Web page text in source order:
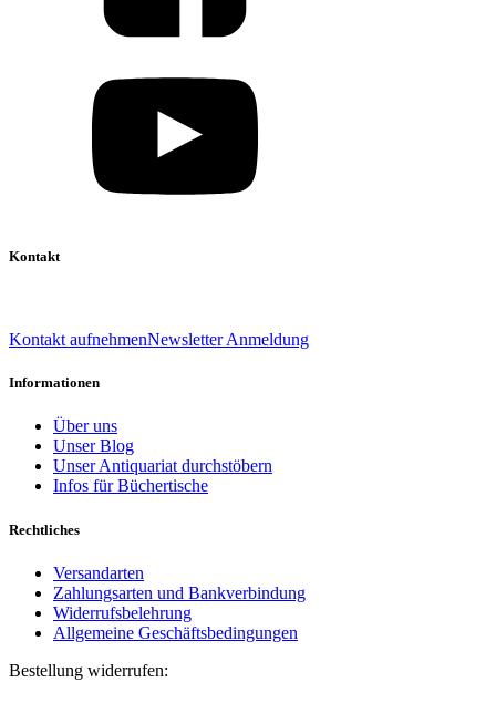
Kontakt
Kontakt aufnehmenNewsletter Anmeldung
Informationen
Über uns
Unser Blog
Unser Antiquariat durchstöbern
Infos für Büchertische
Rechtliches
Versandarten
Zahlungsarten und Bankverbindung
Widerrufsbelehrung
Allgemeine Geschäftsbedingungen
Bestellung widerrufen: